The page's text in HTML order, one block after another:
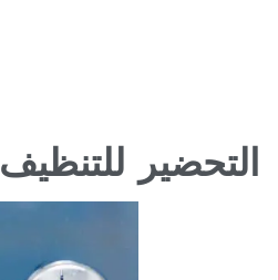
التحضير للتنظيف